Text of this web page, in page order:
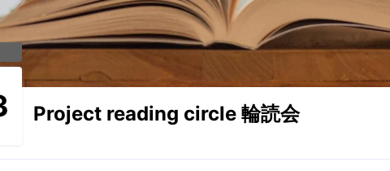
Project reading circle 輪読会